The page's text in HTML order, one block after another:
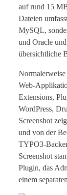
auf rund 15
Dateien
MySQL,
und Oracle
übersichtliche
Web-
Extensions,
WordPress,
Screenshot
und von der
TYPO3-
Screenshot
Plugin, das
einem